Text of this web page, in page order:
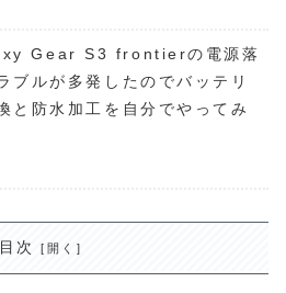
Gear S3 frontierの電源落
ブルが多発したのでバッテリ
と防水加工を自分でやってみ
目次